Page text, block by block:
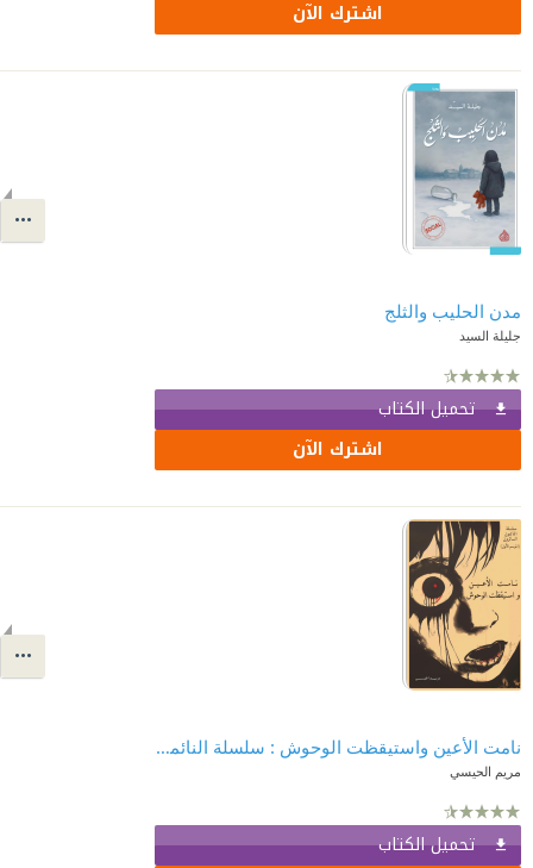
اشترك الآن
مدن الحليب والثلج
جليلة السيد
تحميل الكتاب
اشترك الآن
نامت الأعين واستيقظت الوحوش : سلسلة النائمون السائرون - الموسم الأول
مريم الحيسي
تحميل الكتاب